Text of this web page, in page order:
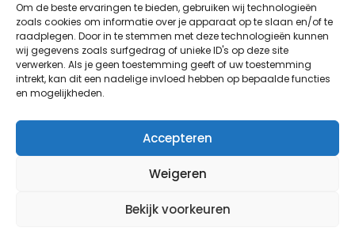
Om de beste ervaringen te bieden, gebruiken wij technologieën
zoals cookies om informatie over je apparaat op te slaan en/of te
raadplegen. Door in te stemmen met deze technologieën kunnen
wij gegevens zoals surfgedrag of unieke ID's op deze site
verwerken. Als je geen toestemming geeft of uw toestemming
intrekt, kan dit een nadelige invloed hebben op bepaalde functies
en mogelijkheden.
Accepteren
Weigeren
Bekijk voorkeuren